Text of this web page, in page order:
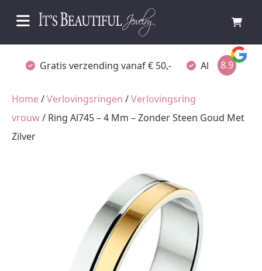
Gratis verzending vanaf € 50,- Altijd verpakt
8.9
Home/Verlovingsringen /Verlovingsring
vrouw/ Ring Al745 – 4 Mm – Zonder Steen Goud Met
Zilver